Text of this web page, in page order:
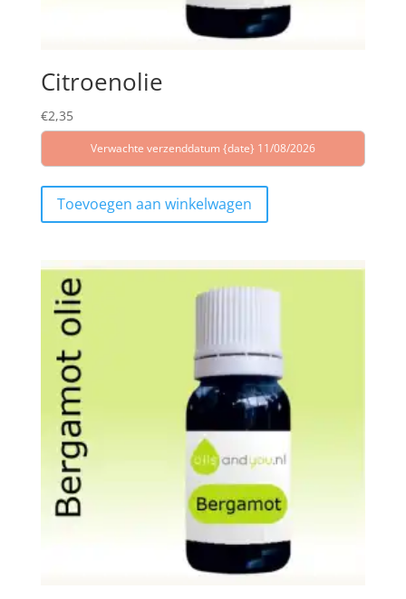
Citroenolie
€2,35
Verwachte verzenddatum {date} 11/08/2026
Toevoegen aan winkelwagen